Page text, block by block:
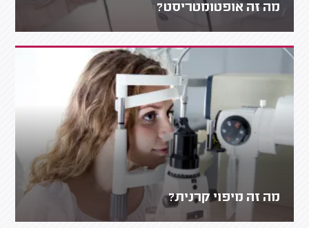
מה זה אופטומטריסט?
מה זה מיפוי קרנית?